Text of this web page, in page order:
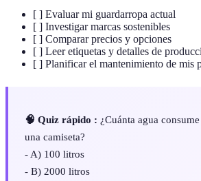
[ ] Evaluar mi guardarropa actual
[ ] Investigar marcas sostenibles
[ ] Comparar precios y opciones
[ ] Leer etiquetas y detalles de
[ ] Planificar el mantenimiento de mis
🧠 Quiz rápido : ¿Cuánta agua
una camiseta?
- A) 100 litros
- B) 2000 litros